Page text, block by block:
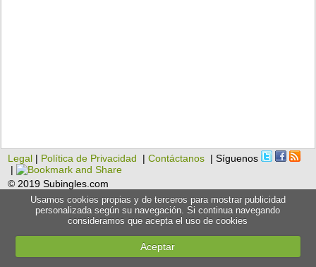
Legal | Política de Privacidad |Contáctanos | Síguenos
|
© 2019 Subingles.com
Usamos cookies propias y de terceros para mostrar publicidad
personalizada según su navegación. Si continua navegando
consideramos que acepta el uso de cookies
Aceptar